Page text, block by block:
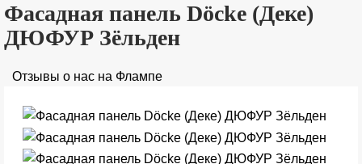
Фасадная панель Döcke (Деке)
ДЮФУР Зёльден
Отзывы о нас на Флампе